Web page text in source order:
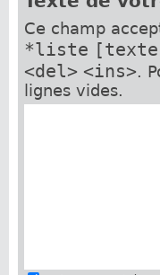
Ce champ
*liste
<del> <ins>.
lignes vides.